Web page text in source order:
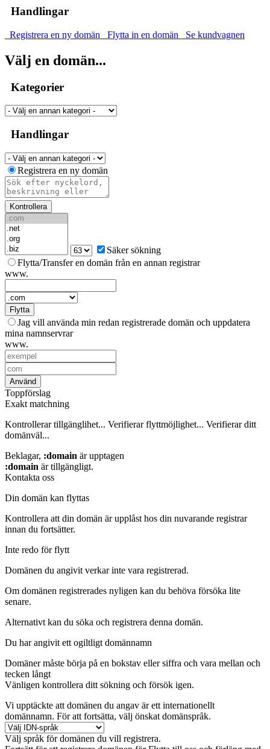
Handlingar
Registrera en ny domän Flytta in en domän Se kundvagnen
Välj en domän...
Kategorier
Handlingar
Registrera en ny domän
Kontrollera
Säker sökning
Flytta/Transfer en domän från en annan registrar
www.
Flytta
Jag vill använda min redan registrerade domän och uppdatera
mina namnservrar
www.
Använd
Toppförslag
Exakt matchning
Kontrollerar tillgänglihet... Verifierar flyttmöjlighet... Verifierar ditt
domänväl...
Beklagar, :domain är upptagen
:domain är tillgängligt.
Kontakta oss
Din domän kan flyttas
Kontrollera att din domän är upplåst hos din nuvarande registrar
innan du fortsätter.
Inte redo för flytt
Domänen du angivit verkar inte vara registrerad.
Om domänen registrerades nyligen kan du behöva försöka lite
senare.
Alternativt kan du söka och registrera denna domän.
Du har angivit ett ogiltligt domännamn
Domäner måste börja på en bokstav eller siffra och vara mellan och
tecken långt
Vänligen kontrollera ditt sökning och försök igen.
Vi upptäckte att domänen du angav är ett internationellt
domännamn. För att fortsätta, välj önskat domänspråk.
Välj språk för domänen du vill registrera.